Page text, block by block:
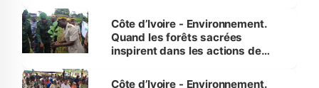
Côte d’Ivoire - Environnement.
Quand les forêts sacrées
inspirent dans les actions de
Côte d’Ivoire - Environnement.